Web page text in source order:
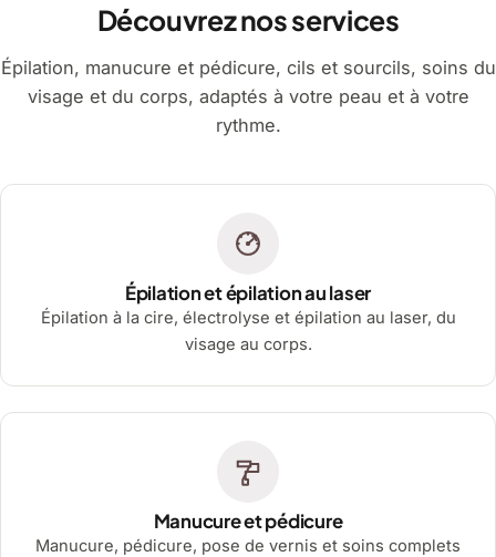
Découvrez nos services
Épilation, manucure et pédicure, cils et sourcils, soins du
visage et du corps, adaptés à votre peau et à votre
rythme.
Épilation et épilation au laser
Épilation à la cire, électrolyse et épilation au laser, du
visage au corps.
Manucure et pédicure
Manucure, pédicure, pose de vernis et soins complets